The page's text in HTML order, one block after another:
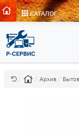
КАТАЛОГ
Архив